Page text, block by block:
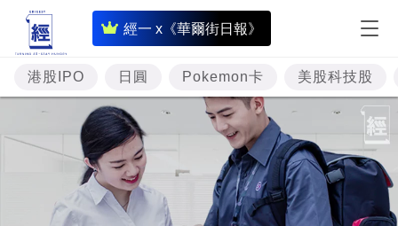
經一 x《華爾街日報》
即
時
財
經
專
題
投
資
港股IPO 日圓 Pokemon卡 美股科技股